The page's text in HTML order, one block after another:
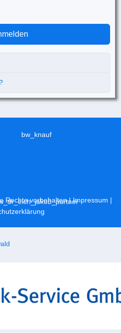
Rechte vorbehalten |Impressum |